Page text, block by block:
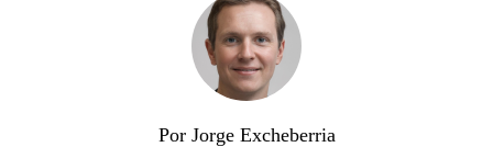
Por Jorge Excheberria